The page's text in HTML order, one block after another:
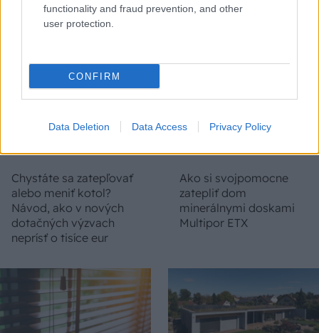
functionality and fraud prevention, and other
user protection.
CONFIRM
Data Deletion Data Access Privacy Policy
DOM
Chystáte sa zatepľovať
alebo meniť kotol?
Návod, ako v nových
dotačných výzvach
neprísť o tisíce eur
Ako si svojpomocne
zatepliť dom
minerálnymi doskami
Multipor ETX